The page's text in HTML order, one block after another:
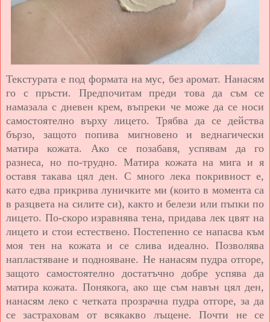
Текстурата е под формата на мус, без аромат. Нанасям
го с пръсти. Предпочитам преди това да съм се
намазала с дневен крем, въпреки че може да се носи
самостоятелно върху лицето. Трябва да се действа
бързо, защото попива мигновено и веднагически
матира кожата. Ако се позабавя, успявам да го
разнеса, но по-трудно. Матира кожата на мига и я
оставя такава цял ден. С много лека покривност е,
като едва прикрива луничките ми (които в момента са
в разцвета на силите си), както и белези или пъпки по
лицето. По-скоро изравнява тена, придава лек цвят на
лицето и стои естествено. Постепенно се напасва към
моя тен на кожата и се слива идеално. Позволява
напластяване и поднояване. Не нанасям пудра отгоре,
защото самостоятелно достатъчно добре успява да
матира кожата. Понякога, ако ще съм навън цял ден,
нанасям леко с четката прозрачна пудра отгоре, за да
се застраховам от всякакво лъщене. Почти не се